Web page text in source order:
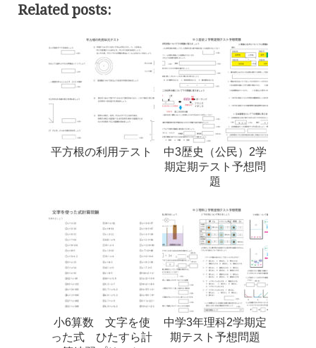
Related posts:
平方根の利用テスト
中3歴史（公民）2学
期定期テスト予想問
題
小6算数 文字を使
った式 ひたすら計
中学3年理科2学期定
期テスト予想問題